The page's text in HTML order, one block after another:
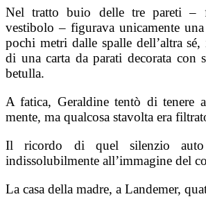
Nel tratto buio delle tre pareti –
vestibolo – figurava unicamente
pochi metri dalle spalle dell’altra
di una carta da parati decorata con
betulla.
A fatica, Geraldine tentò di tenere
mente, ma qualcosa stavolta era
Il ricordo di quel silenzio auto
indissolubilmente all’immagine del
La casa della madre, a Landemer,